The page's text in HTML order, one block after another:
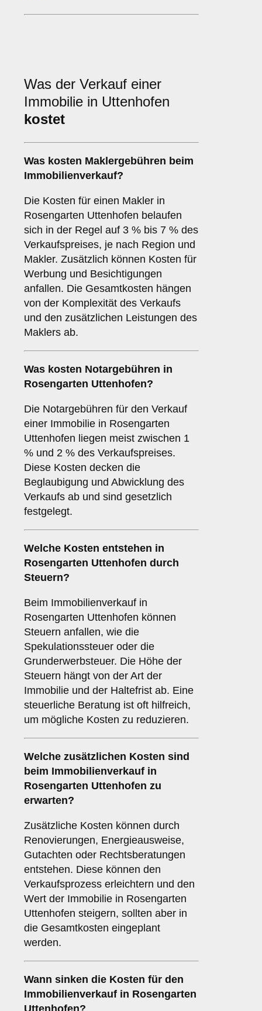
Was der Verkauf einer
Immobilie in Uttenhofen
kostet
Was kosten Maklergebühren beim
Immobilienverkauf?
Die Kosten für einen Makler in
Rosengarten Uttenhofen belaufen
sich in der Regel auf 3 % bis 7 % des
Verkaufspreises, je nach Region und
Makler. Zusätzlich können Kosten für
Werbung und Besichtigungen
anfallen. Die Gesamtkosten hängen
von der Komplexität des Verkaufs
und den zusätzlichen Leistungen des
Maklers ab.
Was kosten Notargebühren in
Rosengarten Uttenhofen?
Die Notargebühren für den Verkauf
einer Immobilie in Rosengarten
Uttenhofen liegen meist zwischen 1
% und 2 % des Verkaufspreises.
Diese Kosten decken die
Beglaubigung und Abwicklung des
Verkaufs ab und sind gesetzlich
festgelegt.
Welche Kosten entstehen in
Rosengarten Uttenhofen durch
Steuern?
Beim Immobilienverkauf in
Rosengarten Uttenhofen können
Steuern anfallen, wie die
Spekulationssteuer oder die
Grunderwerbsteuer. Die Höhe der
Steuern hängt von der Art der
Immobilie und der Haltefrist ab. Eine
steuerliche Beratung ist oft hilfreich,
um mögliche Kosten zu reduzieren.
Welche zusätzlichen Kosten sind
beim Immobilienverkauf in
Rosengarten Uttenhofen zu
erwarten?
Zusätzliche Kosten können durch
Renovierungen, Energieausweise,
Gutachten oder Rechtsberatungen
entstehen. Diese können den
Verkaufsprozess erleichtern und den
Wert der Immobilie in Rosengarten
Uttenhofen steigern, sollten aber in
die Gesamtkosten eingeplant
werden.
Wann sinken die Kosten für den
Immobilienverkauf in Rosengarten